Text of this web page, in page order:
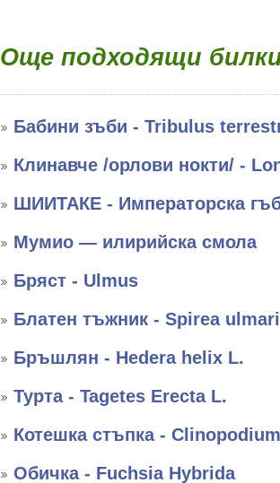
Още подходящи
Бабини зъби - Tribulus
Клинавче /орлови нокти/ -
ШИИТАКЕ - Императорска
Мумио — илирийска смола
Бряст - Ulmus
Блатен тъжник - Spirea
Бръшлян - Hedera helix L.
Турта - Tagetes Erecta L.
Котешка стъпка -
Обичка - Fuchsia Hybrida